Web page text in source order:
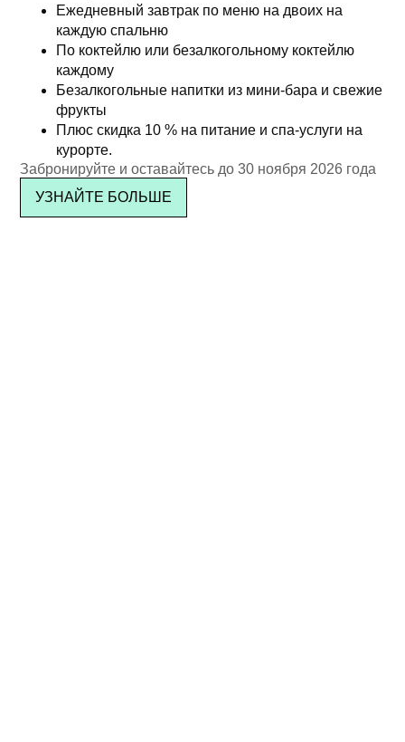
Ежедневный завтрак по меню на двоих на
каждую спальню
По коктейлю или безалкогольному коктейлю
каждому
Безалкогольные напитки из мини-бара и свежие
фрукты
Плюс скидка 10 % на питание и спа-услуги на
курорте.
Забронируйте и оставайтесь до 30 ноября 2026 года
УЗНАЙТЕ БОЛЬШЕ